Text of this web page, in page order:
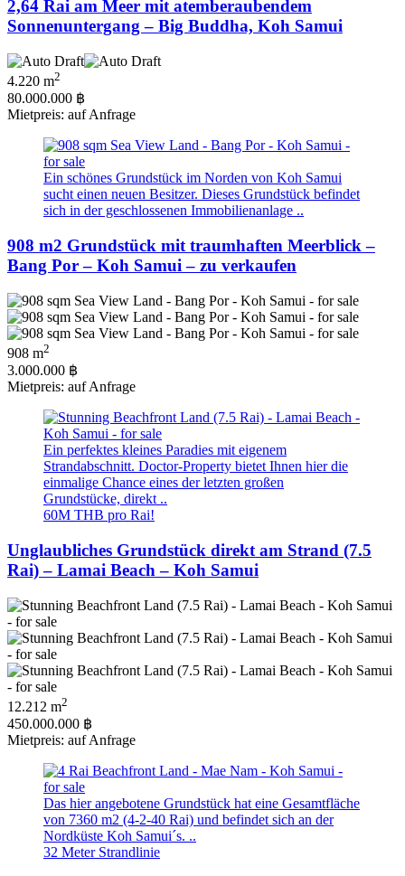
2,64 Rai am Meer mit atemberaubendem
Sonnenuntergang – Big Buddha, Koh Samui
4.220 m2
80.000.000 ฿
Mietpreis: auf Anfrage
Ein schönes Grundstück im Norden von Koh Samui
sucht einen neuen Besitzer. Dieses Grundstück befindet
sich in der geschlossenen Immobilienanlage ..
908 m2 Grundstück mit traumhaften Meerblick –
Bang Por – Koh Samui – zu verkaufen
908 m2
3.000.000 ฿
Mietpreis: auf Anfrage
Ein perfektes kleines Paradies mit eigenem
Strandabschnitt. Doctor-Property bietet Ihnen hier die
einmalige Chance eines der letzten großen
Grundstücke, direkt ..
60M THB pro Rai!
Unglaubliches Grundstück direkt am Strand (7.5
Rai) – Lamai Beach – Koh Samui
12.212 m2
450.000.000 ฿
Mietpreis: auf Anfrage
Das hier angebotene Grundstück hat eine Gesamtfläche
von 7360 m2 (4-2-40 Rai) und befindet sich an der
Nordküste Koh Samui´s. ..
32 Meter Strandlinie